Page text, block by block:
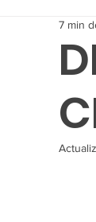
7 min